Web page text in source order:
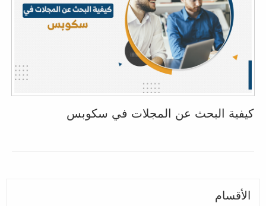
كيفية البحث عن المجلات في سكوبس
الأقسام